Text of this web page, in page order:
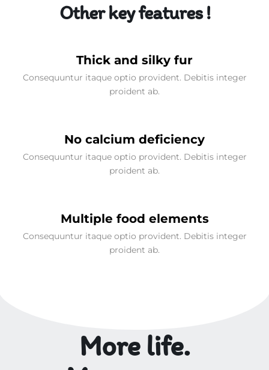
Other key features !
Thick and silky fur
Consequuntur itaque optio provident. Debitis integer
proident ab.
No calcium deficiency
Consequuntur itaque optio provident. Debitis integer
proident ab.
Multiple food elements
Consequuntur itaque optio provident. Debitis integer
proident ab.
More life.